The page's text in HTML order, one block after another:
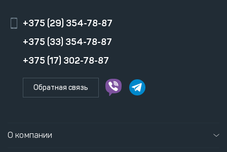
+375 (29) 354-78-87
+375 (33) 354-78-87
+375 (17) 302-78-87
Обратная связь
О компании